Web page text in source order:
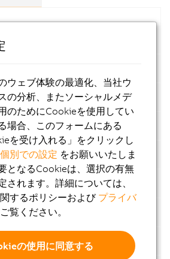
modules
modules
ウェブ体験の最適化、当社ウ
の分析、またソーシャルメデ
のためにCookieを使用してい
場合、このフォームにある
を受け入れる」をクリックし
個別での設定 をお願いいたしま
となるCookieは、選択の有無
されます。詳細については、
するポリシーおよび プライバ
覧ください。
の使用に同意する